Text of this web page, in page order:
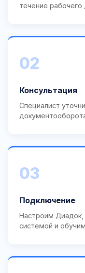
течение рабочего
02
Консультация
Специалист
03
Подключение
Настроим Диадок,
системой и